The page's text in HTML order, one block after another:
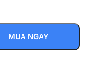
MUA NGAY